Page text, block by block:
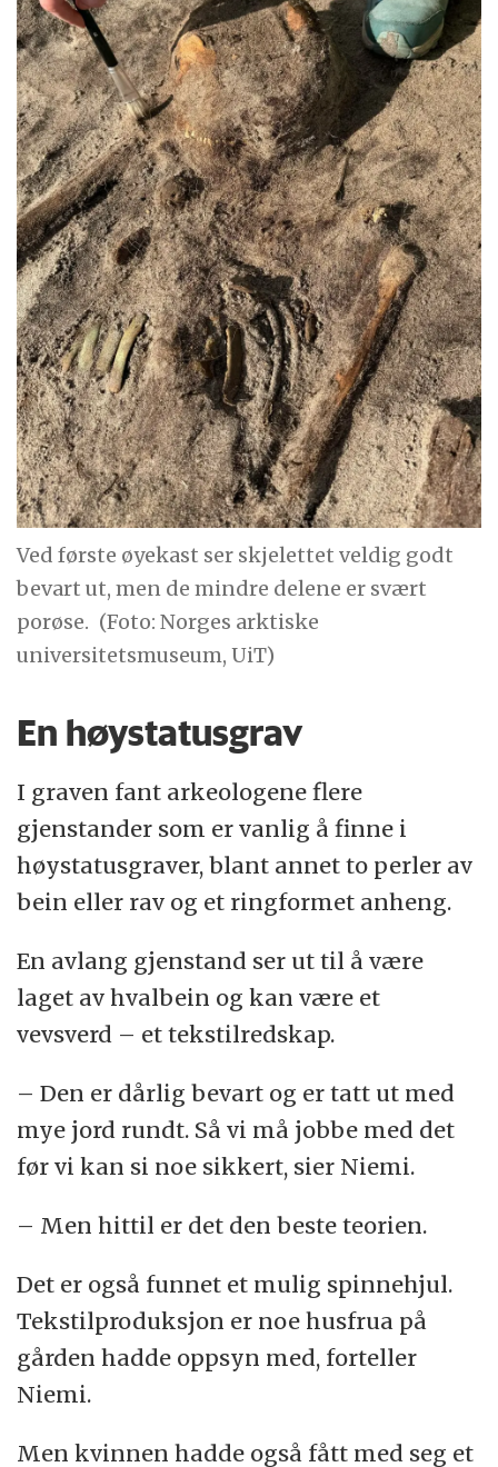
Ved første øyekast ser skjelettet veldig godt
bevart ut, men de mindre delene er svært
porøse. (Foto: Norges arktiske
universitetsmuseum, UiT)
En høystatusgrav
I graven fant arkeologene flere
gjenstander som er vanlig å finne i
høystatusgraver, blant annet to perler av
bein eller rav og et ringformet anheng.
En avlang gjenstand ser ut til å være
laget av hvalbein og kan være et
vevsverd – et tekstilredskap.
– Den er dårlig bevart og er tatt ut med
mye jord rundt. Så vi må jobbe med det
før vi kan si noe sikkert, sier Niemi.
– Men hittil er det den beste teorien.
Det er også funnet et mulig spinnehjul.
Tekstilproduksjon er noe husfrua på
gården hadde oppsyn med, forteller
Niemi.
Men kvinnen hadde også fått med seg et